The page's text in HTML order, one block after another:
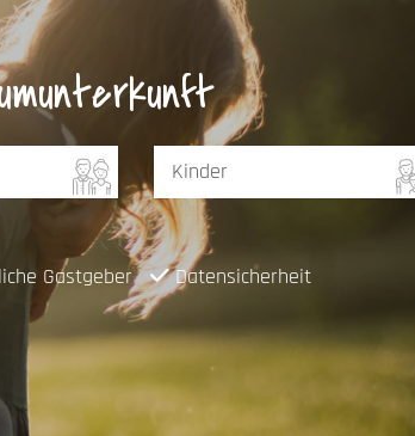
Gastgeber Datensicherheit